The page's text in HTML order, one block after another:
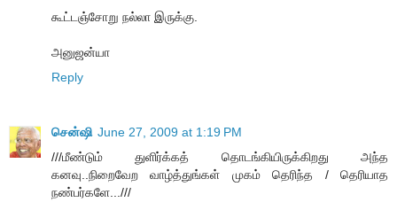
கூட்டஞ்சோறு நல்லா இருக்கு.
அனுஜன்யா
Reply
சென்ஷி June 27, 2009 at 1:19 PM
///மீண்டும் துளிர்க்கத் தொடங்கியிருக்கிறது அந்த
கனவு..நிறைவேற வாழ்த்துங்கள் முகம் தெரிந்த / தெரியாத
நண்பர்களே...///